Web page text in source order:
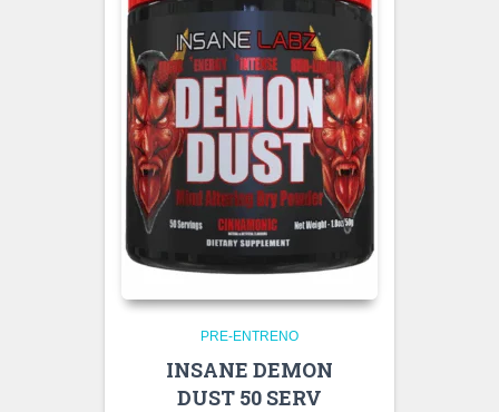
PRE-ENTRENO
INSANE DEMON
DUST 50 SERV